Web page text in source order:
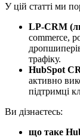
У цій статті ми
LP-CRM
commerce,
трафіку.
HubSpot
активно
підтримці
Ви дізнаєтесь:
що таке